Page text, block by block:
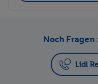
Noch
Lidl